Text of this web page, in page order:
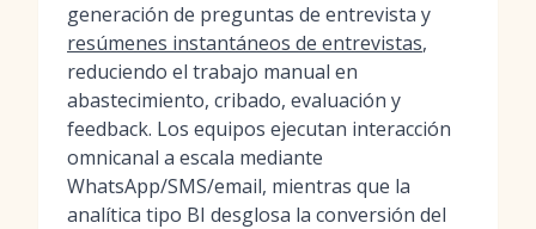
generación de preguntas de entrevista y
resúmenes instantáneos de entrevistas,
reduciendo el trabajo manual en
abastecimiento, cribado, evaluación y
feedback. Los equipos ejecutan interacción
omnicanal a escala mediante
WhatsApp/SMS/email, mientras que la
analítica tipo BI desglosa la conversión del